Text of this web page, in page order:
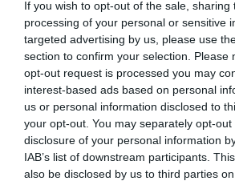
If you wish to opt-out of the sale, sharing
processing of your personal or sensitive
targeted advertising by us, please use
section to confirm your selection. Please
opt-out request is processed you may
interest-based ads based on personal
us or personal information disclosed to
your opt-out. You may separately opt-
disclosure of your personal information
IAB’s list of downstream participants.
also be disclosed by us to third parties
Mantente informado con las últimas
ACTIVAR AHORA
Tags
Asefarma Homeopatía